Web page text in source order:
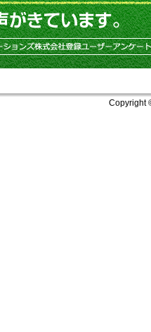
Copyright